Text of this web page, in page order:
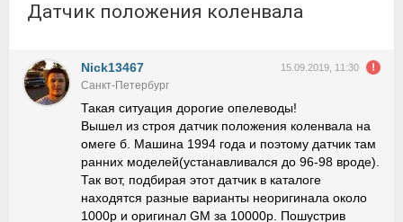
Датчик положения коленвала
Nick13467 15.09.2019, 11:30
Санкт-Петербург
Такая ситуация дорогие опелеводы!
Вышел из строя датчик положения коленвала на
омеге б. Машина 1994 года и поэтому датчик там
ранних моделей(устанавливался до 96-98 вроде).
Так вот, подбирая этот датчик в каталоге
находятся разные варианты неоригинала около
1000р и оригинал GM за 10000р. Пошустрив